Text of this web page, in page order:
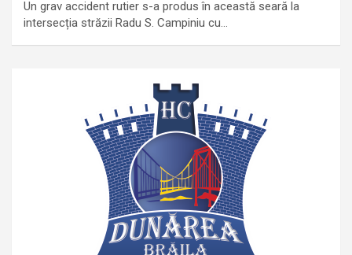
Un grav accident rutier s-a produs în această seară la
intersecția străzii Radu S. Campiniu cu…